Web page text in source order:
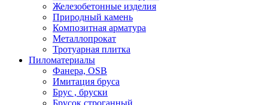
Железобетонные изделия
Природный камень
Композитная арматура
Металлопрокат
Тротуарная плитка
Пиломатериалы
Фанера, OSB
Имитация бруса
Брус , бруски
Брусок строганный